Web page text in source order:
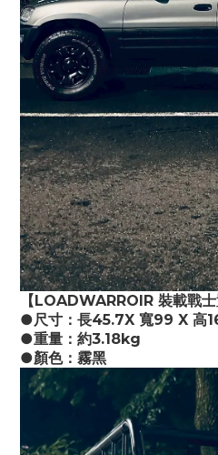
【LOADWARROIR 裝載戰士
●尺寸：長45.7X 寬99 X 高
●重量：約3.18kg
●顏色：霧黑